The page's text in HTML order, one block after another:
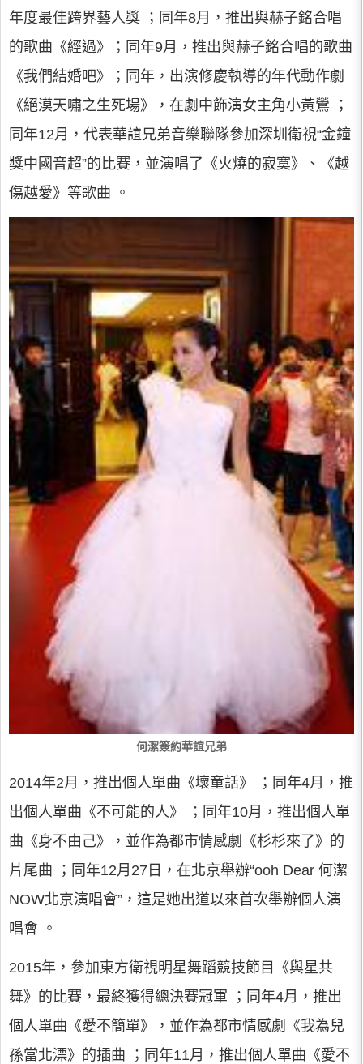
年度最佳跨界藝人獎 ；同年8月，推出與赫子銘合唱
的歌曲《經過》；同年9月，推出與赫子銘合唱的歌曲
《我們結婚吧》；同年，出演修慶執導的年代動作劇
《絕漠天嘯之生死場》，在劇中飾演女主角小黃鶯 ；
同年12月，代表華誼兄弟音樂聯隊參加深圳衛視“金鐘
獎中國音超”的比賽，並演唱了《火燒的寂寞》、《越
傷越愛》等歌曲 。
何潔簽約華誼兄弟
2014年2月，推出個人單曲《壞童話》 ；同年4月，推
出個人單曲《不可能的人》 ；同年10月，推出個人單
曲《身不由己》，並作為都市情感劇《杉杉來了》的
片尾曲 ；同年12月27日，在北京舉辦“ooh Dear 何潔
NOW北京演唱會”，這是她出道以來首次舉辦個人演
唱會 。
2015年，參加東方衛視明星舞蹈競技節目《與星共
舞》的比賽，最終獲得總決賽冠軍 ；同年4月，推出
個人單曲《愛不簡單》，並作為都市情感劇《我為兒
孫當北漂》的插曲 ；同年11月，推出個人單曲《愛不